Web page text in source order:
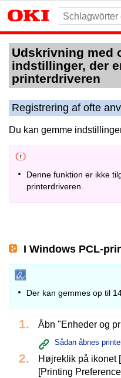
Udskrivning med
indstillinger, der
printerdriveren
Registrering af ofte
Du kan gemme
Denne funktion er ikke
printerdriveren.
I Windows PCL-
Der kan gemmes op til
Åbn "Enheder og
Sådan åbnes
Højreklik på ikonet
[Printing